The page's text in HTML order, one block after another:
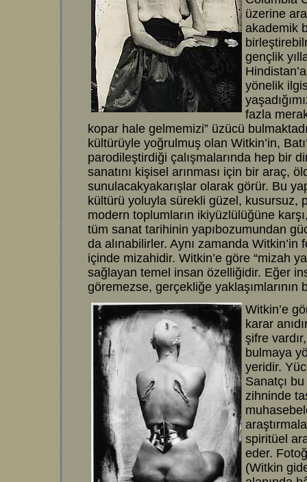
üzerine
akademik
gençlik
yönelik
fazla
kopar hale gelmemizi” üzücü
kültürüyle yoğrulmuş olan Witkin’in,
parodileştirdiği çalışmalarında hep bir
sanatını kişisel arınması için bir araç,
sunulacakyakarışlar olarak görür. Bu
kültürü yoluyla sürekli güzel, kusursuz,
modern toplumların ikiyüzlülüğüne
tüm sanat tarihinin yapıbozumundan
da alınabilirler. Aynı zamanda Witkin’in
içinde mizahidir. Witkin’e göre “mizah
sağlayan temel insan özelliğidir. Eğer
göremezse, gerçekliğe yaklaşımlarının
Witkin’e
karar
şifre
bulmaya
yeridir.
Sanatçı
zihninde
spiritüel
eder.
(Witkin